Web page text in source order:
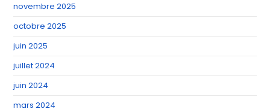
novembre 2025
octobre 2025
juin 2025
juillet 2024
juin 2024
mars 2024